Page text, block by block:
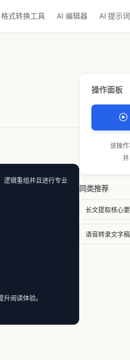
格式转换工具 AI 编辑器 AI 提示
逻辑重组并且进行专业
阅读体验。
操作面板
该操
同类推荐
长文提取核心
语音转录文字